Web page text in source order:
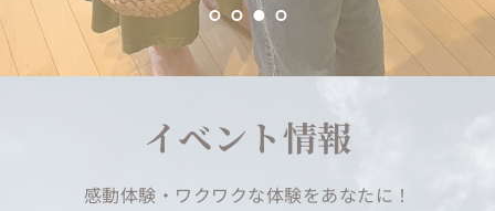
イベント情報
感動体験・ワクワクな体験をあなたに！